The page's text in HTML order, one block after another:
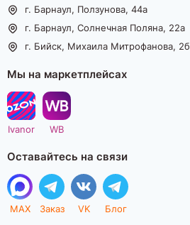
г. Барнаул, Ползунова, 44а
г. Барнаул, Солнечная Поляна, 22а
г. Бийск, Михаила Митрофанова, 2б
Мы на маркетплейсах
Ivanor WB
Оставайтесь на связи
MAX Заказ VK Блог